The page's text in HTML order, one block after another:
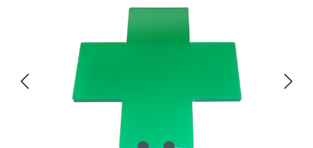
Bildergalerie überspringen